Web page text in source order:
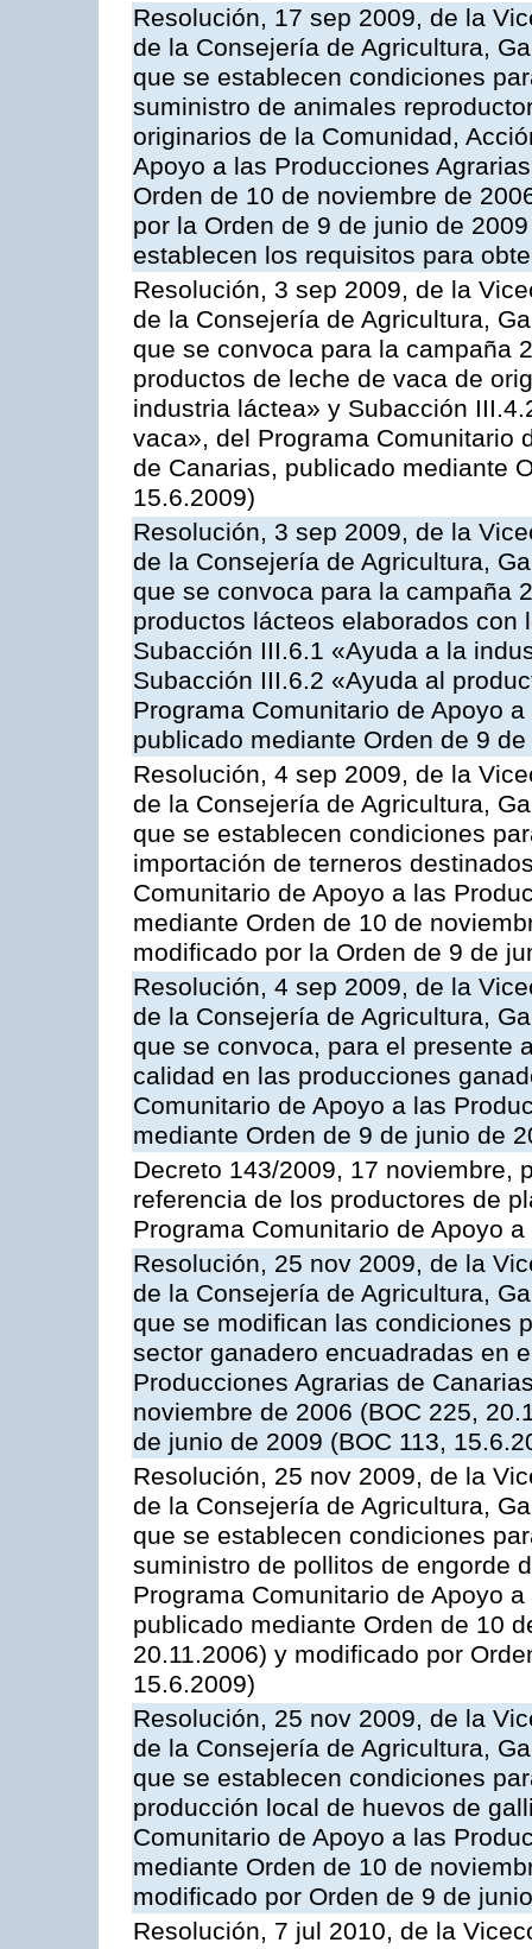
Resolución, 17 sep 2009, de la
de la Consejería de Agricultura,
que se establecen condiciones
suministro de animales
originarios de la Comunidad,
Apoyo a las Producciones
Orden de 10 de noviembre de
por la Orden de 9 de junio de
establecen los requisitos para
Resolución, 3 sep 2009, de la
de la Consejería de Agricultura,
que se convoca para la campaña
productos de leche de vaca de
industria láctea» y Subacción
vaca», del Programa Comunitario
de Canarias, publicado mediante
15.6.2009)
Resolución, 3 sep 2009, de la
de la Consejería de Agricultura,
que se convoca para la campaña
productos lácteos elaborados
Subacción III.6.1 «Ayuda a la
Subacción III.6.2 «Ayuda al
Programa Comunitario de Apoyo
publicado mediante Orden de 9
Resolución, 4 sep 2009, de la
de la Consejería de Agricultura,
que se establecen condiciones
importación de terneros
Comunitario de Apoyo a las
mediante Orden de 10 de
modificado por la Orden de 9 de
Resolución, 4 sep 2009, de la
de la Consejería de Agricultura,
que se convoca, para el presente
calidad en las producciones
Comunitario de Apoyo a las
mediante Orden de 9 de junio de
Decreto 143/2009, 17 noviembre,
referencia de los productores de
Programa Comunitario de Apoyo
Resolución, 25 nov 2009, de la
de la Consejería de Agricultura,
que se modifican las condiciones
sector ganadero encuadradas en
Producciones Agrarias de
noviembre de 2006 (BOC 225,
de junio de 2009 (BOC 113,
Resolución, 25 nov 2009, de la
de la Consejería de Agricultura,
que se establecen condiciones
suministro de pollitos de engorde
Programa Comunitario de Apoyo
publicado mediante Orden de 10
20.11.2006) y modificado por
15.6.2009)
Resolución, 25 nov 2009, de la
de la Consejería de Agricultura,
que se establecen condiciones
producción local de huevos de
Comunitario de Apoyo a las
mediante Orden de 10 de
modificado por Orden de 9 de
Resolución, 7 jul 2010, de la